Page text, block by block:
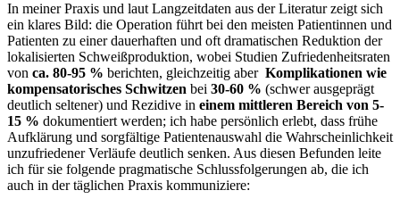
In meiner Praxis und laut Langzeitdaten aus der ‍Literatur‍ zeigt sich
ein klares ⁤Bild: die ⁣Operation führt bei den meisten Patientinnen und
⁣Patienten zu einer dauerhaften und⁤ oft dramatischen Reduktion der
lokalisierten Schweißproduktion, wobei Studien Zufriedenheitsraten
von ca. 80-95 % berichten, gleichzeitig aber ‌ Komplikationen wie
kompensatorisches ⁤Schwitzen bei 30-60 % (schwer ausgeprägt
deutlich seltener) und Rezidive in einem mittleren Bereich von 5-
15 % dokumentiert werden; ich habe persönlich erlebt, dass frühe
Aufklärung und ⁤sorgfältige Patientenauswahl ⁣die Wahrscheinlichkeit
‍unzufriedener Verläufe deutlich senken. Aus diesen Befunden ⁤leite
ich für sie folgende pragmatische Schlussfolgerungen ab, die ich
auch ‌in der täglichen ⁢Praxis kommuniziere: